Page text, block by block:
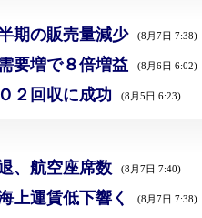
期の販売量減少 (8月7日 7:38)
要増で８倍増益 (8月6日 6:02)
２回収に成功 (8月5日 6:23)
、航空座席数 (8月7日 7:40)
上運賃低下響く (8月7日 7:38)